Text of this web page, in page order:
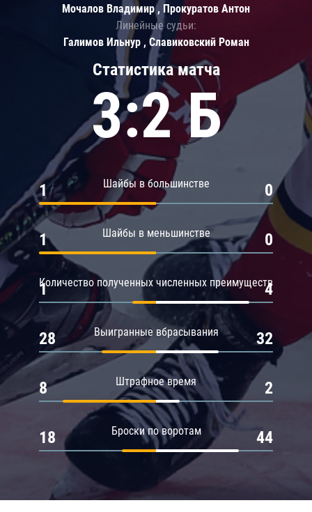
Статистика матча
3:2 Б
Шайбы в большинстве
1 0
Шайбы в меньшинстве
1 0
Количество полученных численных преимуществ
1 4
Выигранные вбрасывания
28 32
Штрафное время
8 2
Броски по воротам
18 44
Мочалов Владимир , Прокуратов Антон
Линейные судьи:
Галимов Ильнур , Славиковский Роман